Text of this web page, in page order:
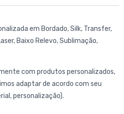
em Bordado, Silk, Transfer,
Baixo Relevo, Sublimação,
com produtos personalizados,
adaptar de acordo com seu
personalização).